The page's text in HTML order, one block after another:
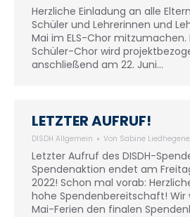
Herzliche Einladung an alle
Schüler und Lehrerinnen und
Mai im ELS-Chor
Schüler-Chor wird
anschließend am 22. Juni…
LETZTER AUFRUF!
DISDH Allgemein Von Sabine
Letzter Aufruf des DISDH-
Spendenaktion endet am
2022! Schon mal vorab:
hohe Spendenbereitschaft! Wir
Mai-Ferien den finalen